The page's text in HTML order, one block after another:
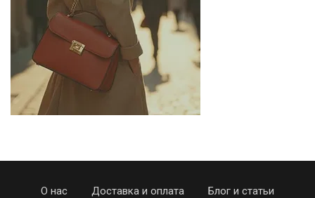
О нас Доставка и оплата
Блог и статьи